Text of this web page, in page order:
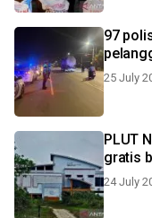
97
25 July
PLUT
gratis
24 July